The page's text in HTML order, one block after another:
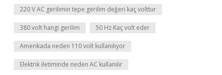
220 V AC gerilimin tepe gerilim değeri kaç volttur
380 volt hangi gerilim 50 Hz Kaç volt eder
Amerikada neden 110 volt kullanılıyor
Elektrik iletiminde neden AC kullanılır